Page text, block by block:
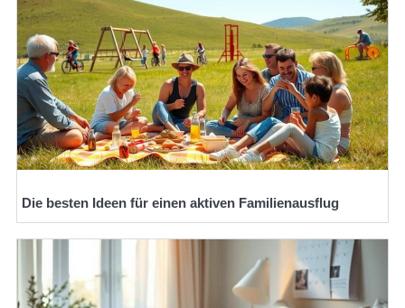
Die besten Ideen für einen aktiven Familienausflug